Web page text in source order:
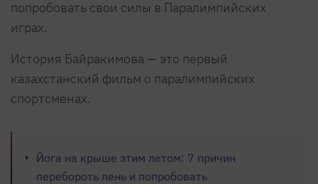
попробовать свои силы в Паралимпийских
играх.
История Байракимова — это первый
казахстанский фильм о паралимпийских
спортсменах.
Йога на крыше этим летом: 7 причин
перебороть лень и попробовать